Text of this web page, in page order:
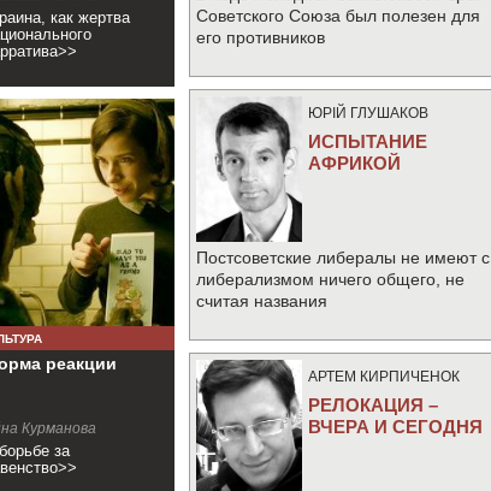
как жертва
реакции
Курманова
за
Советского Союза был полезен для
его противников
ЮРIЙ ГЛУШАКОВ
ИСПЫТАНИЕ
АФРИКОЙ
Постсоветские либералы не имеют с
либерализмом ничего общего, не
считая названия
АРТЕМ КИРПИЧЕНОК
РЕЛОКАЦИЯ –
ВЧЕРА И СЕГОДНЯ